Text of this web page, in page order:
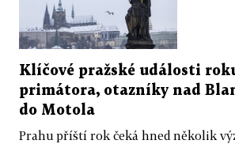
Klíčové pražské události
primátora, otazníky nad
do Motola
Prahu příští rok čeká hned několik